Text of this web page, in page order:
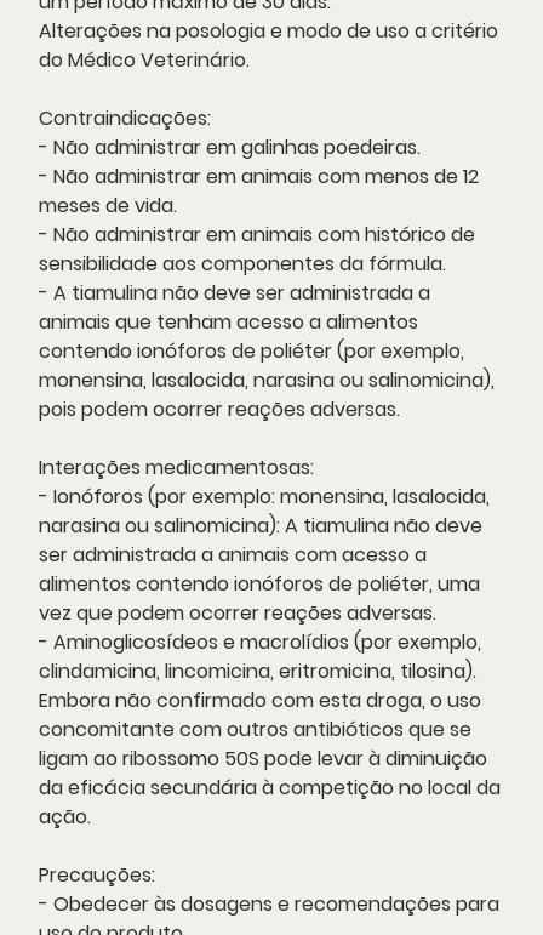
Alterações na posologia e modo de uso a critério
do Médico Veterinário.
Contraindicações:
- Não administrar em galinhas poedeiras.
- Não administrar em animais com menos de 12
meses de vida.
- Não administrar em animais com histórico de
sensibilidade aos componentes da fórmula.
- A tiamulina não deve ser administrada a
animais que tenham acesso a alimentos
contendo ionóforos de poliéter (por exemplo,
monensina, lasalocida, narasina ou salinomicina),
pois podem ocorrer reações adversas.
Interações medicamentosas:
- Ionóforos (por exemplo: monensina, lasalocida,
narasina ou salinomicina): A tiamulina não deve
ser administrada a animais com acesso a
alimentos contendo ionóforos de poliéter, uma
vez que podem ocorrer reações adversas.
- Aminoglicosídeos e macrolídios (por exemplo,
clindamicina, lincomicina, eritromicina, tilosina).
Embora não confirmado com esta droga, o uso
concomitante com outros antibióticos que se
ligam ao ribossomo 50S pode levar à diminuição
da eficácia secundária à competição no local da
ação.
Precauções:
- Obedecer às dosagens e recomendações para